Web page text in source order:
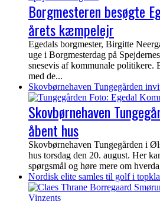
Borgmesteren besøgte
årets kæmpelejr
Egedals borgmester, Birgitte
uge i Borgmesterdag på
snesevis af kommunale politikere.
med de...
Skovbørnehaven Tungegården
Skovbørnehaven
åbent hus
Skovbørnehaven Tungegården i
hus torsdag den 20. august. Her
spørgsmål og høre mere om
Nordisk elite samles til golf i